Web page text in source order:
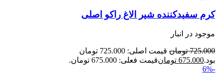
کرم سفیدکننده شیر الاغ راکو اصلی
موجود در انبار
725.000 تومان
قیمت اصلی: 725.000 تومان
بود.675.000 تومانقیمت فعلی: 675.000 تومان.
-6%